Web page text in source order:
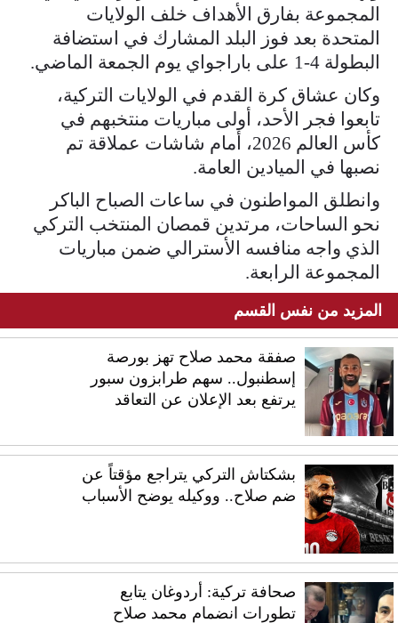
المجموعة بفارق الأهداف خلف الولايات
المتحدة بعد فوز البلد المشارك في استضافة
البطولة 4-1 على باراجواي يوم الجمعة الماضي.
وكان عشاق كرة القدم في الولايات التركية،
تابعوا فجر الأحد، أولى مباريات منتخبهم في
كأس العالم 2026، أمام شاشات عملاقة تم
نصبها في الميادين العامة.
وانطلق المواطنون في ساعات الصباح الباكر
نحو الساحات، مرتدين قمصان المنتخب التركي
الذي واجه منافسه الأسترالي ضمن مباريات
المجموعة الرابعة.
المزيد من نفس القسم
صفقة محمد صلاح تهز بورصة
إسطنبول.. سهم طرابزون سبور
يرتفع بعد الإعلان عن التعاقد
بشكتاش التركي يتراجع مؤقتاً عن
ضم صلاح.. ووكيله يوضح الأسباب
صحافة تركية: أردوغان يتابع
تطورات انضمام محمد صلاح